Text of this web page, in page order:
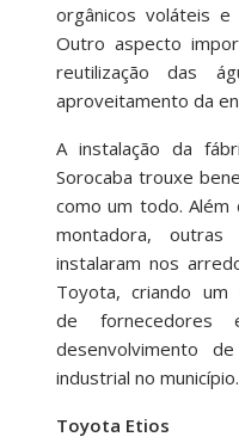
orgânicos voláteis
Outro aspecto
reutilização das
aproveitamento da
A instalação da
Sorocaba trouxe
como um todo. Além
montadora,
instalaram nos
Toyota, criando um
de fornecedores
desenvolvimento
industrial no município.
Toyota Etios